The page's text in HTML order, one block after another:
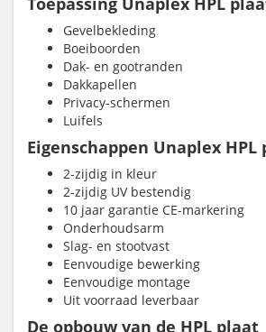
Gevelbekleding
Boeiboorden
Dak- en gootranden
Dakkapellen
Privacy-schermen
Luifels
Eigenschappen Unaplex HPL
2-zijdig in kleur
2-zijdig UV bestendig
10 jaar garantie CE-markering
Onderhoudsarm
Slag- en stootvast
Eenvoudige bewerking
Eenvoudige montage
Uit voorraad leverbaar
De opbouw van de HPL plaat